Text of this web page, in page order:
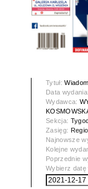
Tytuł:
Data
Wydawca:
Sekcja:
Zasięg:
Najnowsze
Kolejne
Poprzednie
Wybierz datę